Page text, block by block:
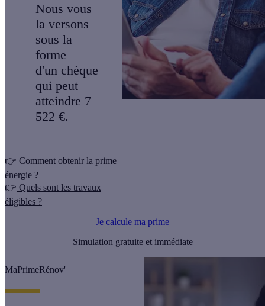
Nous vous
la versons
sous la
forme
d'un chèque
qui peut
atteindre 7
522 €.
👉 Comment obtenir la prime
énergie ?
👉 Quels sont les travaux
éligibles ?
Je calcule ma prime
Simulation gratuite et immédiate
MaPrimeRénov'